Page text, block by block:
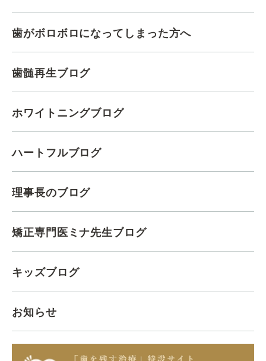
歯がボロボロになってしまった方へ
歯髄再生ブログ
ホワイトニングブログ
ハートフルブログ
理事長のブログ
矯正専門医ミナ先生ブログ
キッズブログ
お知らせ